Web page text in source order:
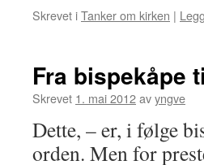
Skrevet iTanker om kirken |
Fra bispekåpe
Skrevet 1. mai 2012avyngve
Dette, – er, i følge
orden. Men for